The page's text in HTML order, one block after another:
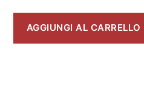
AGGIUNGI AL CARRELLO